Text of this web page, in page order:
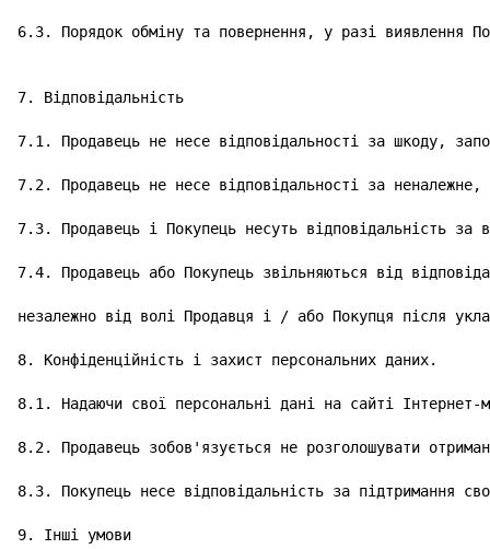
6.3. Порядок обміну та повернення, у разі виявлення
7. Відповідальність
7.1. Продавець не несе відповідальності за шкоду,
7.2. Продавець не несе відповідальності за неналежне,
7.3. Продавець і Покупець несуть відповідальність за
7.4. Продавець або Покупець звільняються від
незалежно від волі Продавця і / або Покупця після
8. Конфіденційність і захист персональних даних.
8.1. Надаючи свої персональні дані на сайті Інтернет-
8.2. Продавець зобов'язується не розголошувати
8.3. Покупець несе відповідальність за підтримання
9. Інші умови